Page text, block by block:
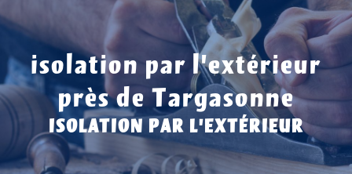
isolation par l’extérieur
près de Targasonne
ISOLATION PAR L’EXTÉRIEUR